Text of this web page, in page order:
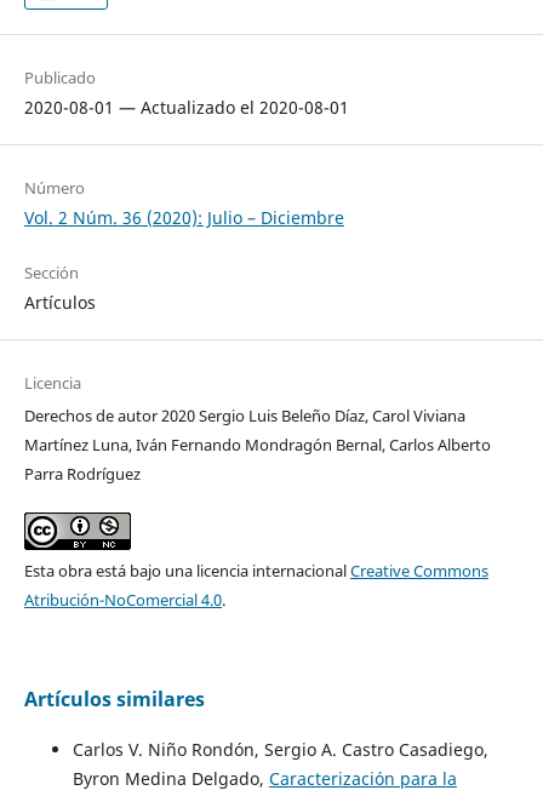
Publicado
2020-08-01 — Actualizado el 2020-08-01
Número
Vol. 2 Núm. 36 (2020): Julio – Diciembre
Sección
Artículos
Licencia
Derechos de autor 2020 Sergio Luis Beleño Díaz, Carol Viviana
Martínez Luna, Iván Fernando Mondragón Bernal, Carlos Alberto
Parra Rodríguez
Esta obra está bajo una licencia internacionalCreative Commons
Atribución-NoComercial 4.0.
Artículos similares
Carlos V. Niño Rondón, Sergio A. Castro Casadiego,
Byron Medina Delgado, Caracterización para la